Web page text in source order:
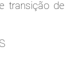
transição de